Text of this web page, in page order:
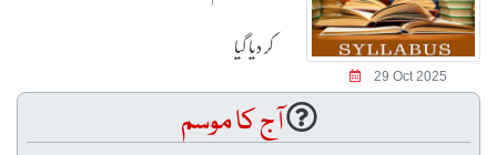
29 Oct 2025
کر دیا گیا
آج کا موسم